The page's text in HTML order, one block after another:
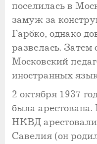
поселилась в
замуж за
Гарбко, однако
развелась. Затем
Московский
иностранных
2 октября 1937
была
НКВД
Савелия (он